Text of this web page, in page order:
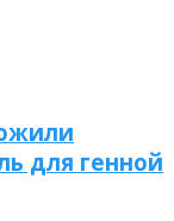
для генной